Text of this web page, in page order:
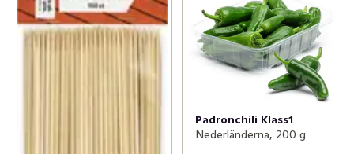
Padronchili Klass1
Nederländerna, 200 g